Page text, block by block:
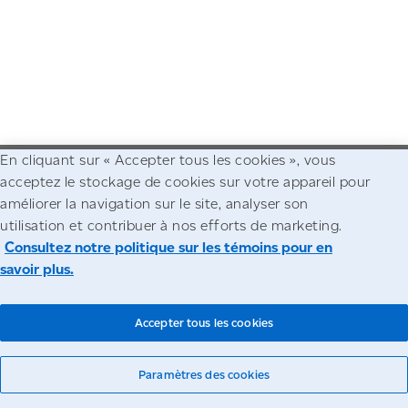
Allez à la page d'accueil de Postes Canada
Accessibilité Avis juridiques Confidentialité
En cliquant sur « Accepter tous les cookies », vous
acceptez le stockage de cookies sur votre appareil pour
améliorer la navigation sur le site, analyser son
utilisation et contribuer à nos efforts de marketing.
Consultez notre politique sur les témoins pour en
savoir plus.
Paramètres des cookies
Accepter tous les cookies